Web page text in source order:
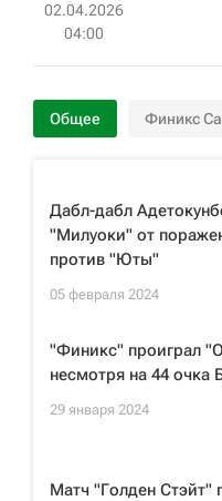
02.04.2026
04:00
Общее Финикс
Дабл-дабл
"Милуоки" от
против "Юты"
05 февраля 2024
"Финикс" проиграл
несмотря на 44 очка
29 января 2024
Матч "Голден Стэйт"